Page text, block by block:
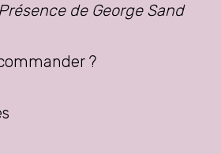
Présence de George Sand
?